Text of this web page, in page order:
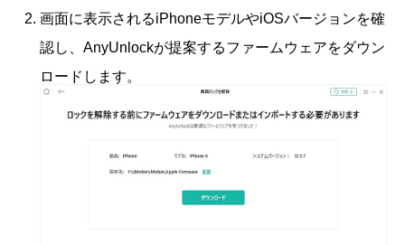
画面に表示されるiPhoneモデルやiOSバージョンを確
認し、AnyUnlockが提案するファームウェアをダウン
ロードします。